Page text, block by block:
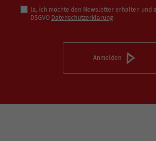
Ja, ich möchte den Newsletter erhalten und
DSGVO Datenschutzerklärung